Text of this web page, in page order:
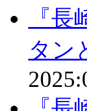
『
タン